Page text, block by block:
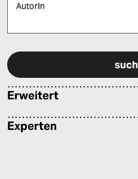
AutorIn
Erweitert
Experten